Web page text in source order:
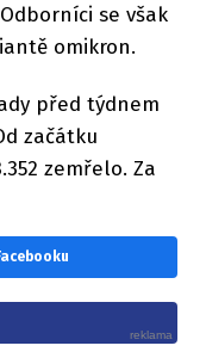
se však
omikron.
před týdnem
začátku
zemřelo. Za